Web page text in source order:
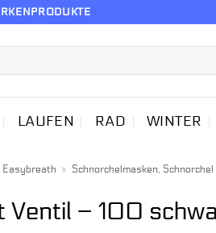
LAUFEN RAD WINTER
Easybreath » Schnorchelmasken,
Ventil – 100